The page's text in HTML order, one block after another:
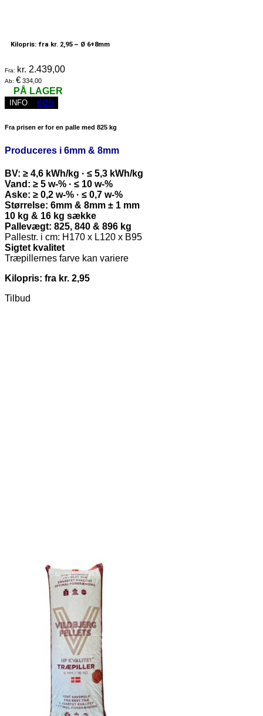
Kilopris: fra kr. 2,95 – Ø 6+8mm
Fra: kr. 2.439,00
Ab: € 334,00
PÅ LAGER
INFO KØB
Fra prisen er for en palle med 825 kg
Produceres i 6mm & 8mm
BV: ≥ 4,6 kWh/kg · ≤ 5,3 kWh/kg
Vand: ≥ 5 w-% · ≤ 10 w-%
Aske: ≥ 0,2 w-% · ≤ 0,7 w-%
Størrelse: 6mm & 8mm ± 1 mm
10 kg & 16 kg sække
Pallevægt: 825, 840 & 896 kg
Pallestr. i cm: H170 x L120 x B95
Sigtet kvalitet
Træpillernes farve kan variere
Kilopris: fra kr. 2,95
Tilbud